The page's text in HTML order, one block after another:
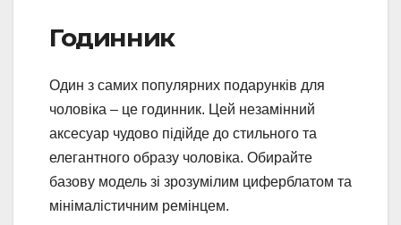
Годинник
Один з самих популярних подарунків для
чоловіка – це годинник. Цей незамінний
аксесуар чудово підійде до стильного та
елегантного образу чоловіка. Обирайте
базову модель зі зрозумілим циферблатом та
мінімалістичним ремінцем.